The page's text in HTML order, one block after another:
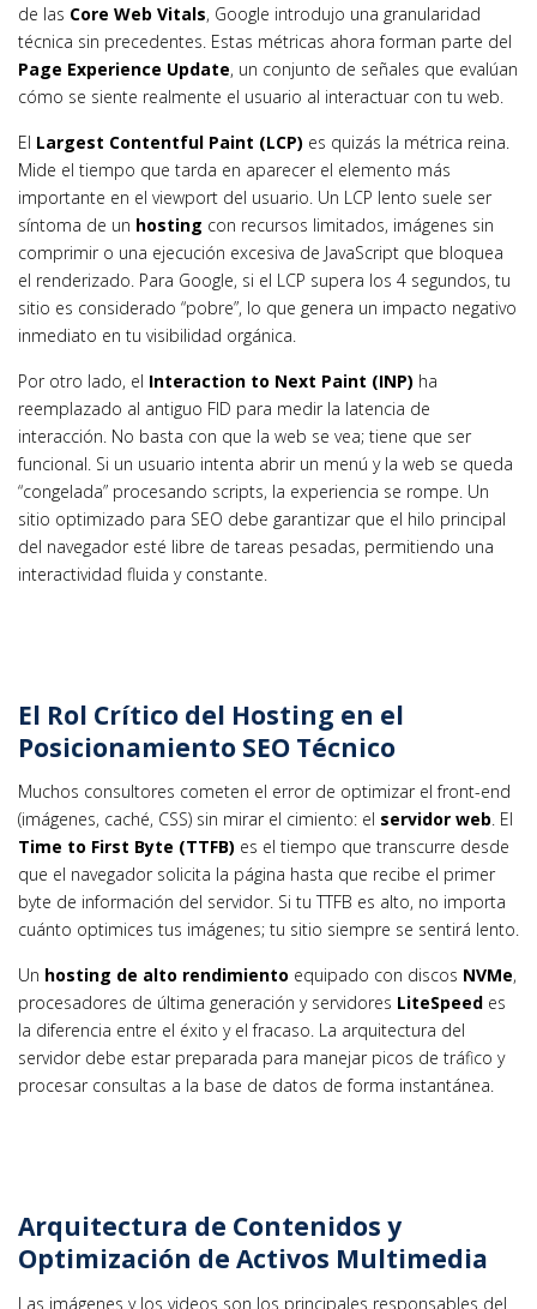
de las Core Web Vitals, Google introdujo una granularidad
técnica sin precedentes. Estas métricas ahora forman parte del
Page Experience Update, un conjunto de señales que evalúan
cómo se siente realmente el usuario al interactuar con tu web.
El Largest Contentful Paint (LCP) es quizás la métrica reina.
Mide el tiempo que tarda en aparecer el elemento más
importante en el viewport del usuario. Un LCP lento suele ser
síntoma de un hosting con recursos limitados, imágenes sin
comprimir o una ejecución excesiva de JavaScript que bloquea
el renderizado. Para Google, si el LCP supera los 4 segundos, tu
sitio es considerado “pobre”, lo que genera un impacto negativo
inmediato en tu visibilidad orgánica.
Por otro lado, el Interaction to Next Paint (INP) ha
reemplazado al antiguo FID para medir la latencia de
interacción. No basta con que la web se vea; tiene que ser
funcional. Si un usuario intenta abrir un menú y la web se queda
“congelada” procesando scripts, la experiencia se rompe. Un
sitio optimizado para SEO debe garantizar que el hilo principal
del navegador esté libre de tareas pesadas, permitiendo una
interactividad fluida y constante.
El Rol Crítico del Hosting en el
Posicionamiento SEO Técnico
Muchos consultores cometen el error de optimizar el front-end
(imágenes, caché, CSS) sin mirar el cimiento: el servidor web. El
Time to First Byte (TTFB) es el tiempo que transcurre desde
que el navegador solicita la página hasta que recibe el primer
byte de información del servidor. Si tu TTFB es alto, no importa
cuánto optimices tus imágenes; tu sitio siempre se sentirá lento.
Un hosting de alto rendimiento equipado con discos NVMe,
procesadores de última generación y servidores LiteSpeed es
la diferencia entre el éxito y el fracaso. La arquitectura del
servidor debe estar preparada para manejar picos de tráfico y
procesar consultas a la base de datos de forma instantánea.
Arquitectura de Contenidos y
Optimización de Activos Multimedia
Las imágenes y los videos son los principales responsables del